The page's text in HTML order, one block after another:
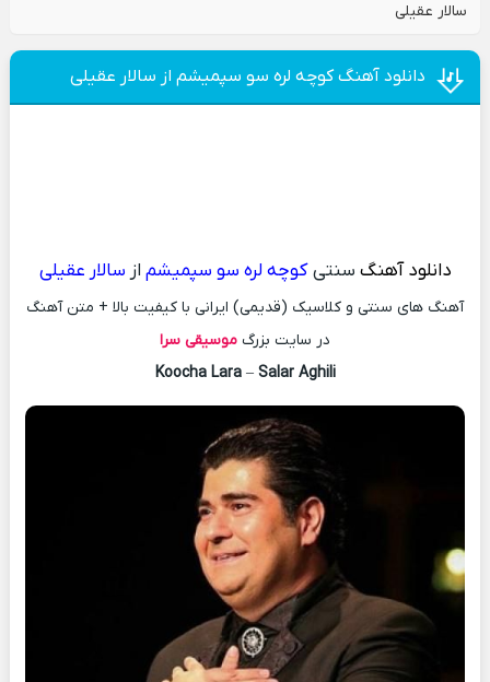
سالار عقیلی
دانلود آهنگ کوچه لره سو سپمیشم از سالار عقیلی
دانلود آهنگ سنتی کوچه لره سو سپمیشم از سالار عقیلی
آهنگ های سنتی و کلاسیک (قدیمی) ایرانی با کیفیت بالا + متن آهنگ
در سایت بزرگ موسیقی سرا
Koocha Lara– Salar Aghili